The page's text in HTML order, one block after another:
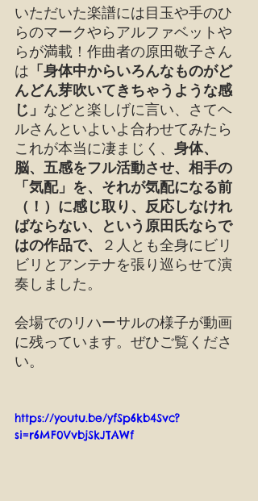
いただいた楽譜には目玉や手のひ
らのマークやらアルファベットや
らが満載！作曲者の原田敬子さん
は 「身体中からいろんなものがど
んどん芽吹いてきちゃうような感
じ」 などと楽しげに言い、さてヘ
ルさんといよいよ合わせてみたら
これが本当に凄まじく、 身体、
脳、五感をフル活動させ、相手の
「気配」を、それが気配になる前
（！）に感じ取り、反応しなけれ
ばならない、という原田氏ならで
はの作品で、
２人とも全身にビリ
ビリとアンテナを張り巡らせて演
奏しました。
会場でのリハーサルの様子が動画
に残っています。ぜひご覧くださ
い。
https://youtu.be/yfSp6kb4Svc?
si=r6MF0VvbjSkJTAWf